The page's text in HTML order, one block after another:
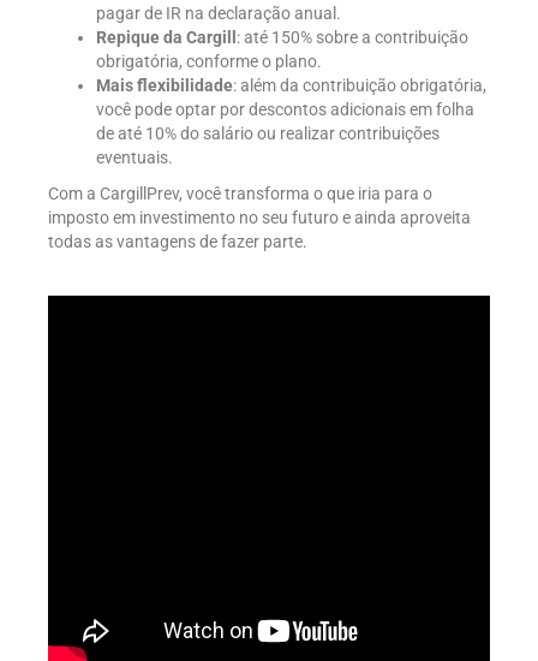
pagar de IR na declaração anual.
Repique da Cargill : até 150% sobre a contribuição
obrigatória, conforme o plano.
Mais flexibilidade: além da contribuição obrigatória,
você pode optar por descontos adicionais em folha
de até 10% do salário ou realizar contribuições
eventuais.
Com a CargillPrev, você transforma o que iria para o
imposto em investimento no seu futuro e ainda aproveita
todas as vantagens de fazer parte.